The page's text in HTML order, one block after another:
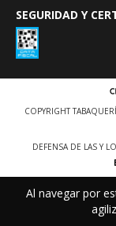
Al navegar por
SEGURIDAD Y
COPYRIGHT
DEFENSA DE LAS Y